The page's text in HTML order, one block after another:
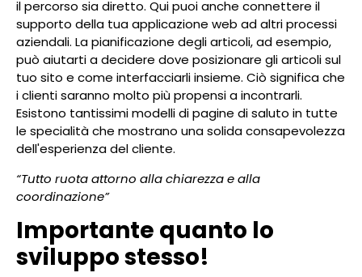
il percorso sia diretto. Qui puoi anche connettere il
supporto della tua applicazione web ad altri processi
aziendali. La pianificazione degli articoli, ad esempio,
può aiutarti a decidere dove posizionare gli articoli sul
tuo sito e come interfacciarli insieme. Ciò significa che
i clienti saranno molto più propensi a incontrarli.
Esistono tantissimi modelli di pagine di saluto in tutte
le specialità che mostrano una solida consapevolezza
dell'esperienza del cliente.
“Tutto ruota attorno alla chiarezza e alla
coordinazione”
Importante quanto lo
sviluppo stesso!